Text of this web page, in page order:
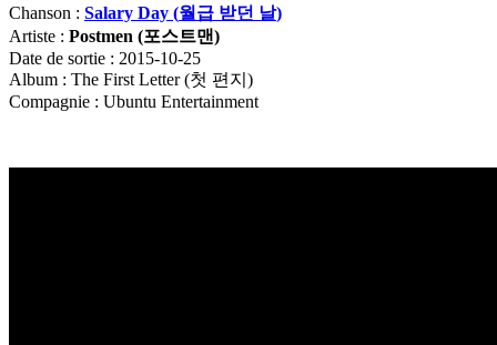
Chanson : Salary Day (월급 받던 날)
Artiste : Postmen (포스트맨)
Date de sortie : 2015-10-25
Album : The First Letter (첫 편지)
Compagnie : Ubuntu Entertainment